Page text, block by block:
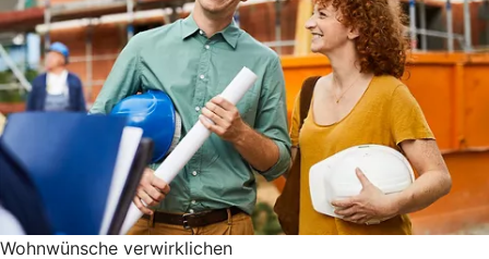
Wohnwünsche verwirklichen